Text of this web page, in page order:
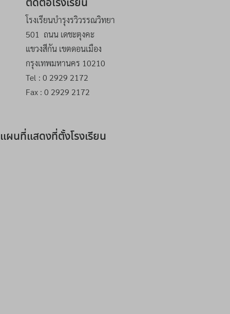
ติดต่อโรงเรียน
โรงเรียนบำรุงรวิวรรณวิทยา
501 ถนน เดชะตุงคะ
แขวงสีกัน เขตดอนเมือง
กรุงเทพมหานคร 10210
Tel : 0 2929 2172
Fax : 0 2929 2172
แผนที่แสดงที่ตั้งโรงเรียน